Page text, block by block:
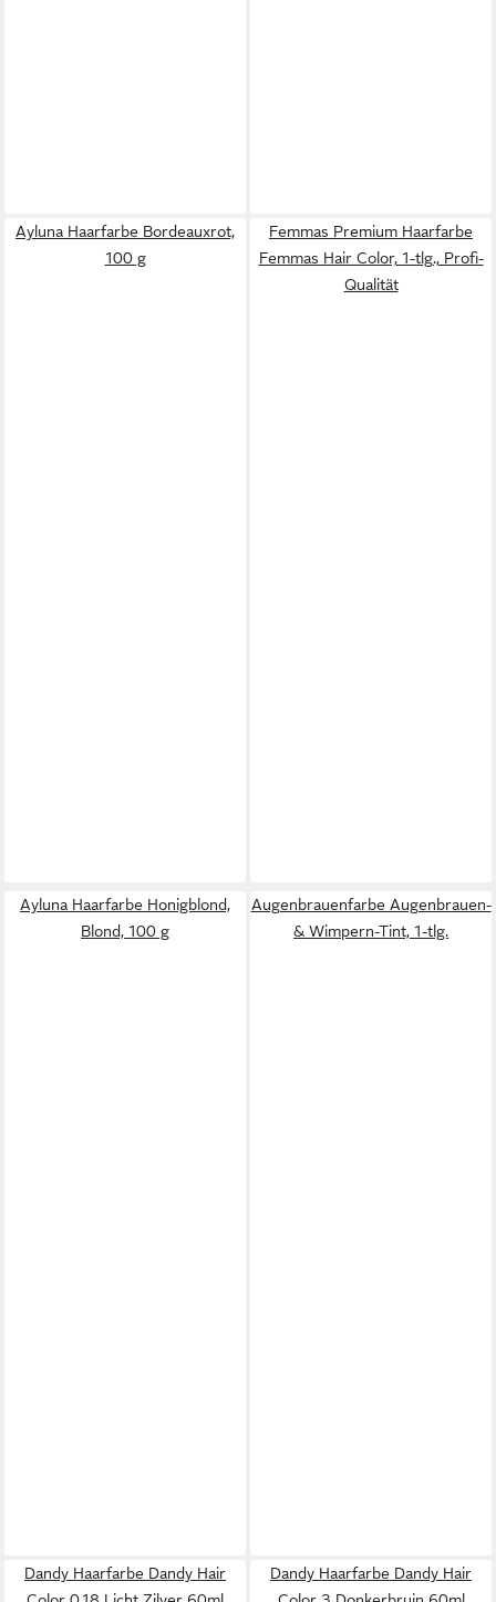
Ayluna Haarfarbe Bordeauxrot,
100 g
Femmas Premium Haarfarbe
Femmas Hair Color, 1-tlg., Profi-
Qualität
Ayluna Haarfarbe Honigblond,
Blond, 100 g
Augenbrauenfarbe Augenbrauen-
& Wimpern-Tint, 1-tlg.
Dandy Haarfarbe Dandy Hair
Dandy Haarfarbe Dandy Hair